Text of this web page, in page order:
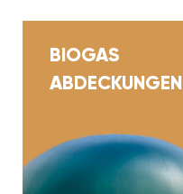
BIOGAS
ABDECKUNGEN